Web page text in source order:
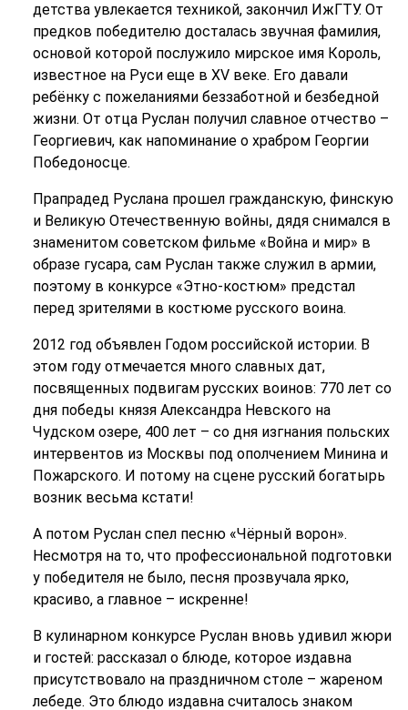
детства увлекается техникой, закончил ИжГТУ. От
предков победителю досталась звучная фамилия,
основой которой послужило мирское имя Король,
известное на Руси еще в XV веке. Его давали
ребёнку с пожеланиями беззаботной и безбедной
жизни. От отца Руслан получил славное отчество –
Георгиевич, как напоминание о храбром Георгии
Победоносце.
Прапрадед Руслана прошел гражданскую, финскую
и Великую Отечественную войны, дядя снимался в
знаменитом советском фильме «Война и мир» в
образе гусара, сам Руслан также служил в армии,
поэтому в конкурсе «Этно-костюм» предстал
перед зрителями в костюме русского воина.
2012 год объявлен Годом российской истории. В
этом году отмечается много славных дат,
посвященных подвигам русских воинов: 770 лет со
дня победы князя Александра Невского на
Чудском озере, 400 лет – со дня изгнания польских
интервентов из Москвы под ополчением Минина и
Пожарского. И потому на сцене русский богатырь
возник весьма кстати!
А потом Руслан спел песню «Чёрный ворон».
Несмотря на то, что профессиональной подготовки
у победителя не было, песня прозвучала ярко,
красиво, а главное – искренне!
В кулинарном конкурсе Руслан вновь удивил жюри
и гостей: рассказал о блюде, которое издавна
присутствовало на праздничном столе – жареном
лебеде. Это блюдо издавна считалось знаком